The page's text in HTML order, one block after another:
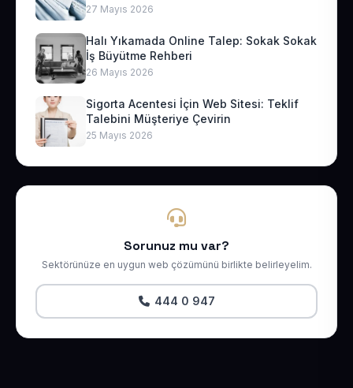
27 Mayıs 2026
Halı Yıkamada Online Talep: Sokak Sokak
İş Büyütme Rehberi
26 Mayıs 2026
Sigorta Acentesi İçin Web Sitesi: Teklif
Talebini Müşteriye Çevirin
25 Mayıs 2026
Sorunuz mu var?
Sektörünüze en uygun web çözümünü birlikte belirleyelim.
444 0 947